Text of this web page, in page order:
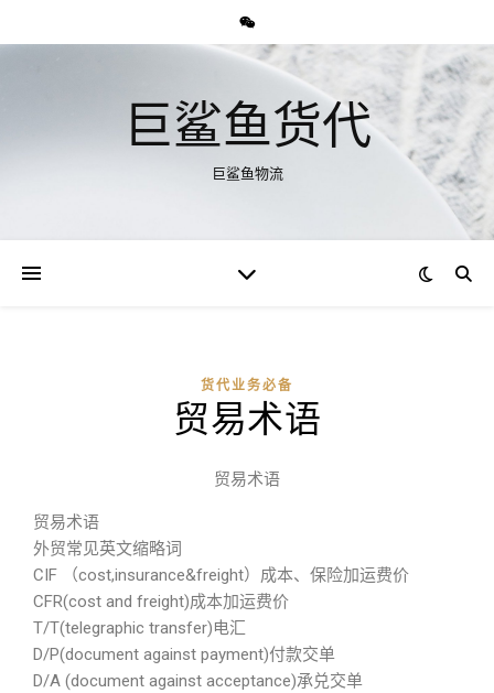
巨鲨鱼货代
巨鲨鱼物流
货代业务必备
贸易术语
贸易术语
贸易术语
外贸常见英文缩略词
CIF （cost,insurance&freight）成本、保险加运费价
CFR(cost and freight)成本加运费价
T/T(telegraphic transfer)电汇
D/P(document against payment)付款交单
D/A (document against acceptance)承兑交单